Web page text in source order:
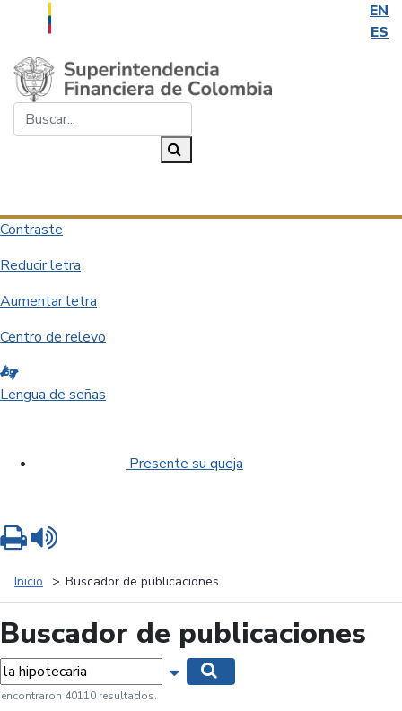
EN
ES
Saltar al contenido principal
Contraste
Reducir letra
Aumentar letra
Centro de relevo
Lengua de señas
Presente su queja
Inicio Buscador de publicaciones
Buscador de publicaciones
Mostrar opciones de búsqueda
encontraron 40110 resultados.
Imprimir